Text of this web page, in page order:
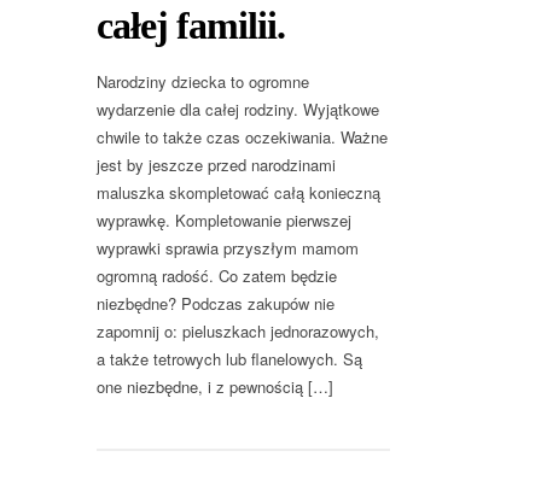
całej familii.
Narodziny dziecka to ogromne
wydarzenie dla całej rodziny. Wyjątkowe
chwile to także czas oczekiwania. Ważne
jest by jeszcze przed narodzinami
maluszka skompletować całą konieczną
wyprawkę. Kompletowanie pierwszej
wyprawki sprawia przyszłym mamom
ogromną radość. Co zatem będzie
niezbędne? Podczas zakupów nie
zapomnij o: pieluszkach jednorazowych,
a także tetrowych lub flanelowych. Są
one niezbędne, i z pewnością […]